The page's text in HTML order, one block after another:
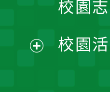
單
校園
校園